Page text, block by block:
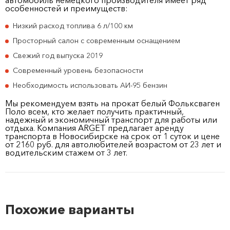
особенностей и преимуществ:
Низкий расход топлива 6 л/100 км
Просторный салон с современным оснащением
Свежий год выпуска 2019
Современный уровень безопасности
Необходимость использовать АИ-95 бензин
Мы рекомендуем взять на прокат белый Фольксваген
Поло всем, кто желает получить практичный,
надежный и экономичный транспорт для работы или
отдыха. Компания ARGET предлагает аренду
транспорта в Новосибирске на срок от 1 суток и цене
от 2160 руб. для автолюбителей возрастом от 23 лет и
водительским стажем от 3 лет.
Похожие варианты